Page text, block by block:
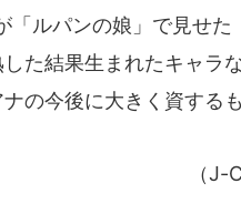
ルパンの娘」で見せた
した結果生まれたキャラ
の今後に大きく資する
（J-